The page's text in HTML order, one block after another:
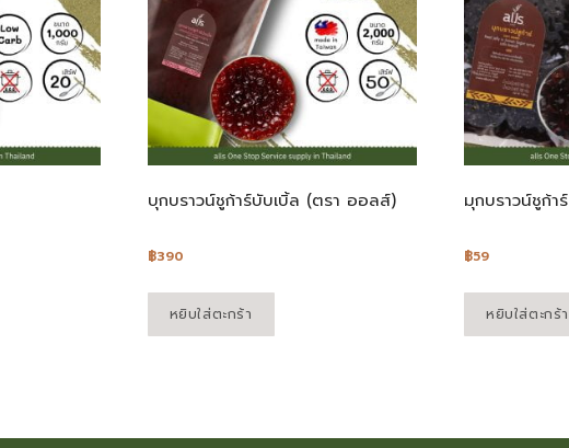
บุกบราวน์ชูก้าร์บับเบิ้ล (ตรา ออลส์)
฿390
หยิบใส่ตะกร้า
มุกบราวน์ชูก้
฿59
หยิบใส่ตะกร้า